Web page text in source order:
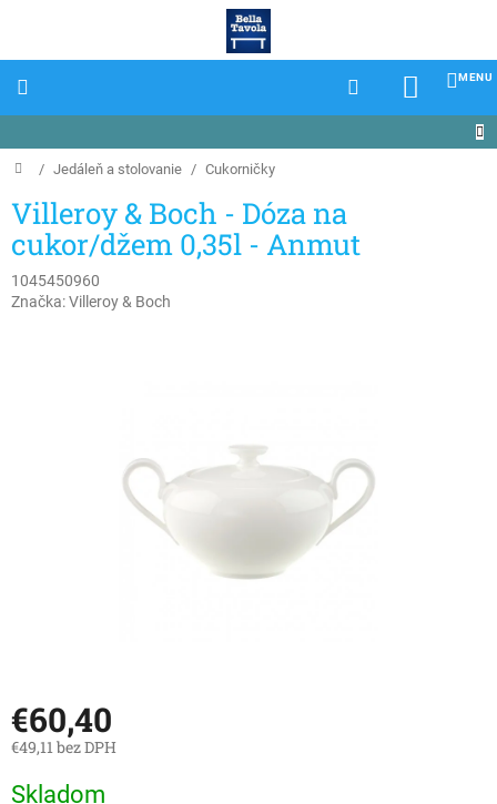
Domov
/ Jedáleň a stolovanie / Cukorničky
Villeroy & Boch - Dóza na
cukor/džem 0,35l - Anmut
1045450960
Značka:Villeroy & Boch
€60,40
€49,11 bez DPH
cena:
Skladom